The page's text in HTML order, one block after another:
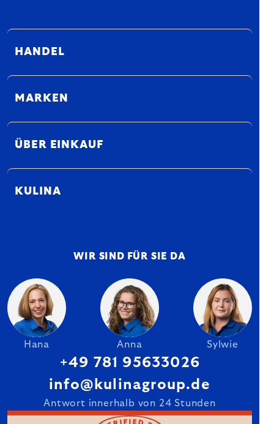
HANDEL
MARKEN
ÜBER EINKAUF
KULINA
WIR SIND FÜR SIE DA
Hana Anna Sylwie
+49 781 95633026
info@kulinagroup.de
Antwort innerhalb von 24 Stunden